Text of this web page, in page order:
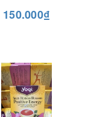
150.000₫